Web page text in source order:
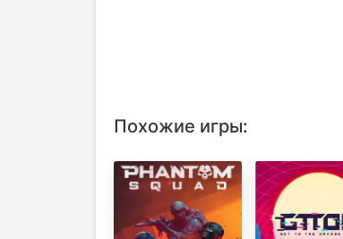
Похожие игры: